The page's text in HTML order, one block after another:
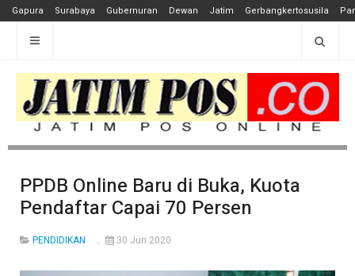
Gapura Surabaya Gubernuran Dewan Jatim Gerbangkertosusila
PPDB Online Baru di Buka, Kuota
Pendaftar Capai 70 Persen
PENDIDIKAN 30 Jun 2020